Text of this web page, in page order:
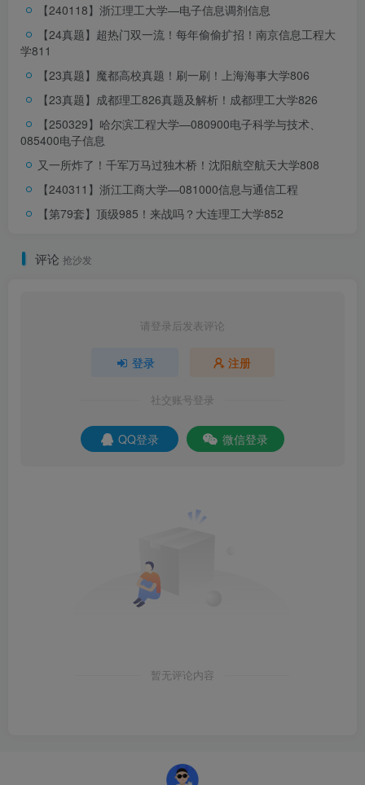
【240118】浙江理工大学—电子信息调剂信息
【24真题】超热门双一流！每年偷偷扩招！ 南京信息工程大
学811
【23真题】魔都高校真题！刷一刷！ 上海海事大学806
【23真题】成都理工826真题及解析！ 成都理工大学826
【250329】哈尔滨工程大学—080900电子科学与技术、
085400电子信息
又一所炸了！千军万马过独木桥！ 沈阳航空航天大学808
【240311】浙江工商大学—081000信息与通信工程
【第79套】顶级985！来战吗？ 大连理工大学852
评论 抢沙发
请登录后发表评论
登录 注册
社交账号登录
QQ登录 微信登录
暂无评论内容